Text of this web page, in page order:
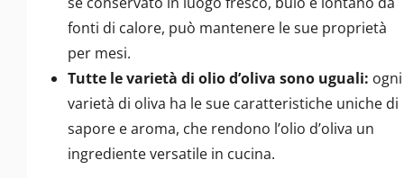
fonti di calore, può mantenere le sue proprietà
per mesi.
Tutte le varietà di olio d’oliva sono uguali: ogni
varietà di oliva ha le sue caratteristiche uniche di
sapore e aroma, che rendono l’olio d’oliva un
ingrediente versatile in cucina.